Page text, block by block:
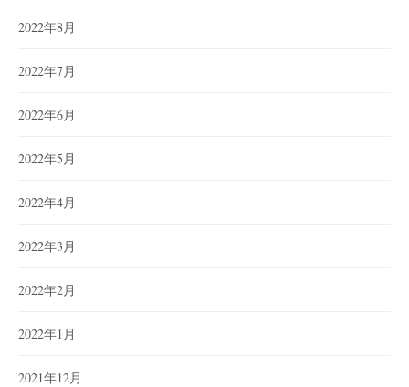
2022年8月
2022年7月
2022年6月
2022年5月
2022年4月
2022年3月
2022年2月
2022年1月
2021年12月